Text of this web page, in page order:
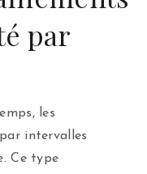
par
les
intervalles
Ce type